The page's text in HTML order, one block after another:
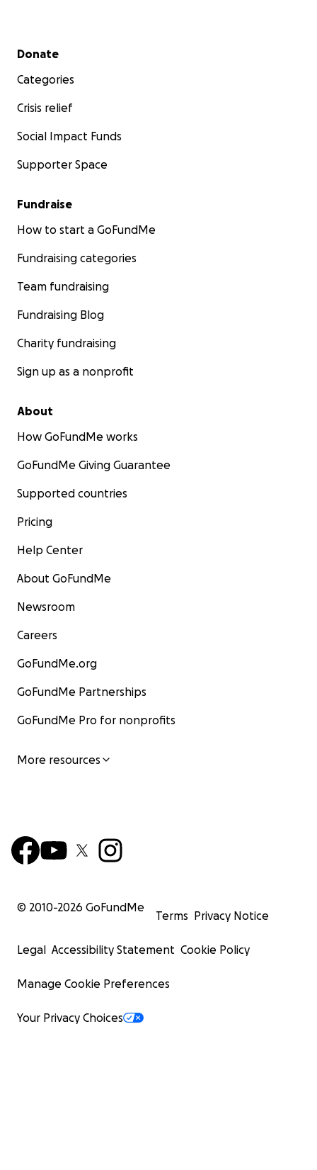
Secondary menu
Donate
Categories
Crisis relief
Social Impact Funds
Supporter Space
Fundraise
How to start a GoFundMe
Fundraising categories
Team fundraising
Fundraising Blog
Charity fundraising
Sign up as a nonprofit
About
How GoFundMe works
GoFundMe Giving Guarantee
Supported countries
Pricing
Help Center
About GoFundMe
Newsroom
Careers
GoFundMe.org
GoFundMe Partnerships
GoFundMe Pro for nonprofits
More resources
© 2010-2026 GoFundMe
Terms Privacy Notice
Legal Accessibility Statement Cookie Policy
Manage Cookie Preferences
Your Privacy Choices